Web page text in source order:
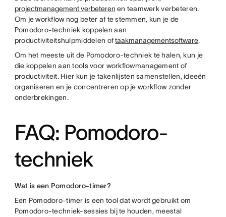
projectmanagement verbeteren en teamwerk verbeteren.
Om je workflow nog beter af te stemmen, kun je de
Pomodoro-techniek koppelen aan
productiviteitshulpmiddelen oftaakmanagementsoftware.
Om het meeste uit de Pomodoro-techniek te halen, kun je
die koppelen aan tools voor workflowmanagement of
productiviteit. Hier kun je takenlijsten samenstellen, ideeën
organiseren en je concentreren op je workflow zonder
onderbrekingen.
FAQ: Pomodoro-
techniek
Wat is een Pomodoro-timer?
Een Pomodoro-timer is een tool dat wordt gebruikt om
Pomodoro-techniek-sessies bij te houden, meestal